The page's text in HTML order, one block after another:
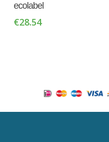
ecolabel
€28.54